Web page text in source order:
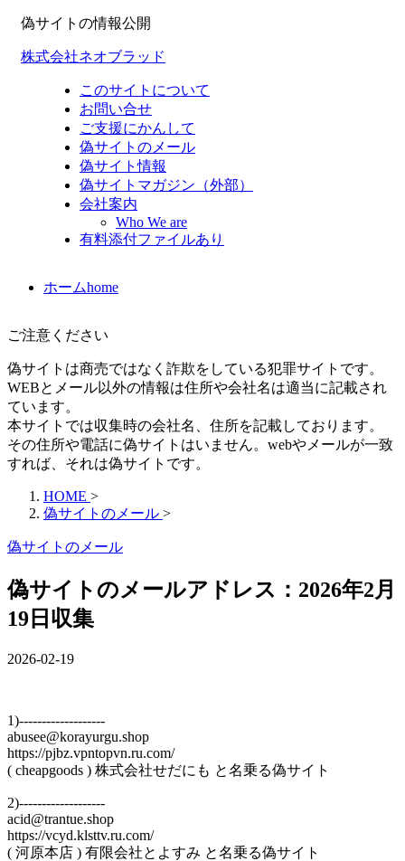
偽サイトの情報公開
株式会社ネオブラッド
このサイトについて
お問い合せ
ご支援にかんして
偽サイトのメール
偽サイト情報
偽サイトマガジン（外部）
会社案内
Who We are
有料添付ファイルあり
ホームhome
ご注意ください
偽サイトは商売ではなく詐欺をしている犯罪サイトです。
WEBとメール以外の情報は住所や会社名は適当に記載され
ています。
本サイトでは収集時の会社名、住所を記載しております。
その住所や電話に偽サイトはいません。webやメールが一致
すれば、それは偽サイトです。
HOME >
偽サイトのメール >
偽サイトのメール
偽サイトのメールアドレス：2026年2月
19日収集
2026-02-19
1)-------------------
abusee@korayurgu.shop
https://pjbz.vpntopvn.ru.com/
( cheapgoods ) 株式会社せだにも と名乗る偽サイト
2)-------------------
acid@trantue.shop
https://vcyd.klsttv.ru.com/
( 河原本店 ) 有限会社とよすみ と名乗る偽サイト